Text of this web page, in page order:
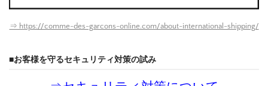
⇒ https://comme-des-garcons-online.com/about-international-shipping/
■お客様を守るセキュリティ対策の試み